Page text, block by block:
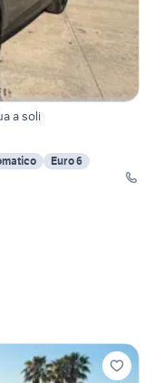
a soli
Euro 6